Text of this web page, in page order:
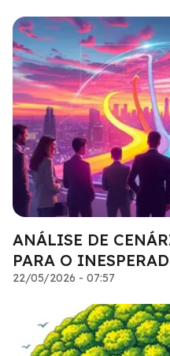
ANÁLISE DE
PARA O
22/05/2026 - 07:57